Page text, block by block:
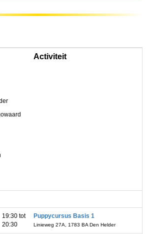
Activiteit
19:30 tot
20:30
Puppycursus Basis 1
Linieweg 27A, 1783 BA Den Helder